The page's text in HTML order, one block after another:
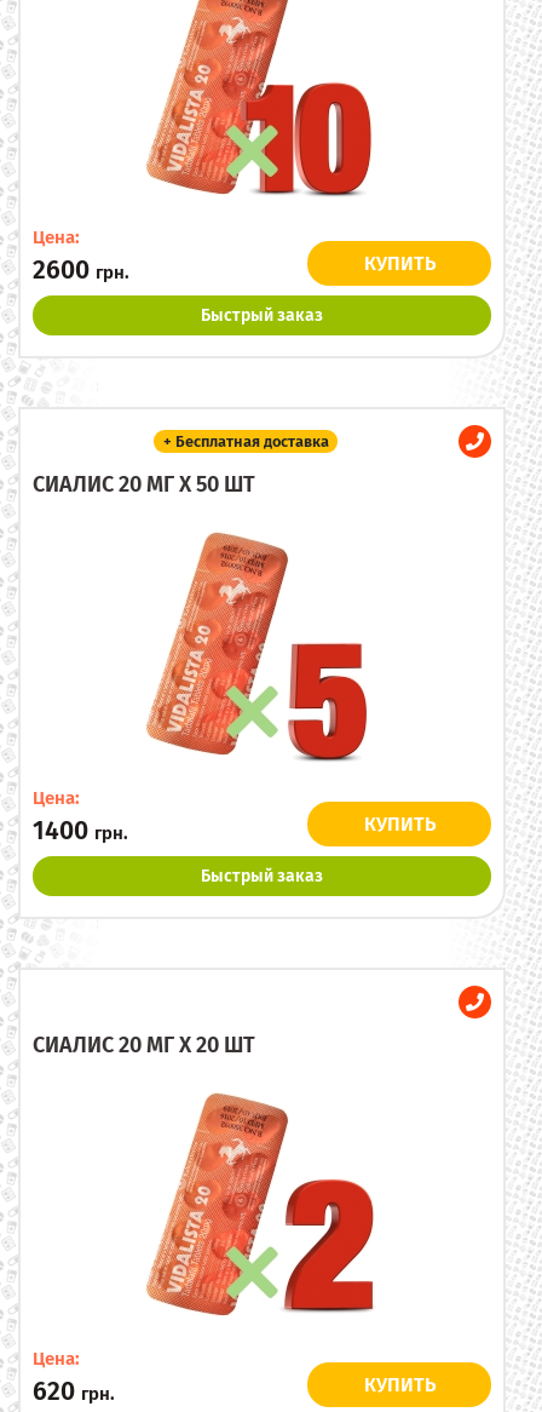
Цена:
2600 грн. КУПИТЬ
Быстрый заказ
+ Бесплатная доставка
СИАЛИС 20 МГ X 50 ШТ
Цена:
1400 грн. КУПИТЬ
Быстрый заказ
СИАЛИС 20 МГ X 20 ШТ
Цена:
620 грн. КУПИТЬ